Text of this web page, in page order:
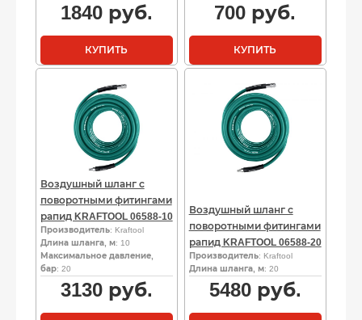
1840руб.
КУПИТЬ
700 руб.
КУПИТЬ
Воздушный шланг с
поворотными фитингами
рапид KRAFTOOL 06588-10
Производитель: Kraftool
Длина шланга, м: 10
Максимальное давление,
бар: 20
3130руб.
Воздушный шланг с
поворотными фитингами
рапид KRAFTOOL 06588-20
Производитель: Kraftool
Длина шланга, м: 20
5480руб.